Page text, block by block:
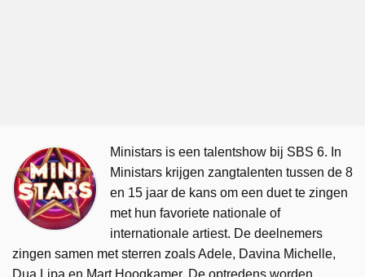
Ministars is een talentshow bij SBS 6. In
Ministars krijgen zangtalenten tussen de 8
en 15 jaar de kans om een duet te zingen
met hun favoriete nationale of
internationale artiest. De deelnemers
zingen samen met sterren zoals Adele, Davina Michelle,
Dua Lipa en Mart Hoogkamer. De optredens worden